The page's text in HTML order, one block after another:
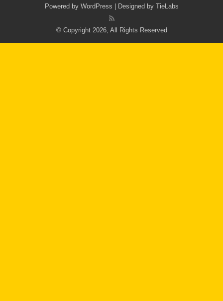
Powered by WordPress | Designed by TieLabs
© Copyright 2026, All Rights Reserved